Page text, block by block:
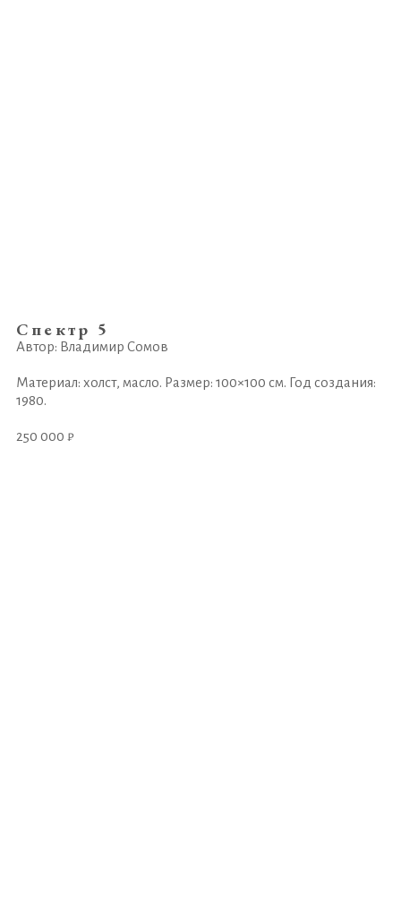
Спектр 5
Автор: Владимир Сомов
Материал: холст, масло. Размер: 100×100 см. Год создания:
1980.
250 000 ₽